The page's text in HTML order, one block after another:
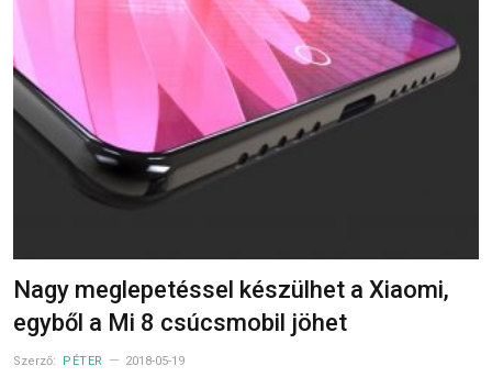
Nagy meglepetéssel készülhet a Xiaomi,
egyből a Mi 8 csúcsmobil jöhet
Szerző: PÉTER 2018-05-19